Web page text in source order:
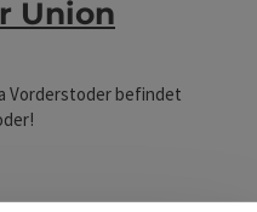
Union
Vorderstoder befindet